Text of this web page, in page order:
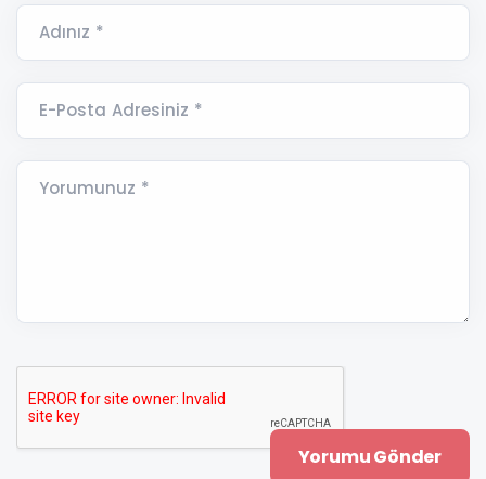
Adınız *
E-Posta Adresiniz *
Yorumunuz *